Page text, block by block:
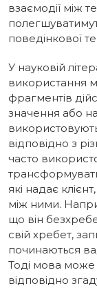
взаємодії між
поведінкової
У науковій
використання
фрагментів
значення або
відповідно з
часто
які надає
між ними.
що він
свій хребет,
починаються
Тоді мова може
відповідно